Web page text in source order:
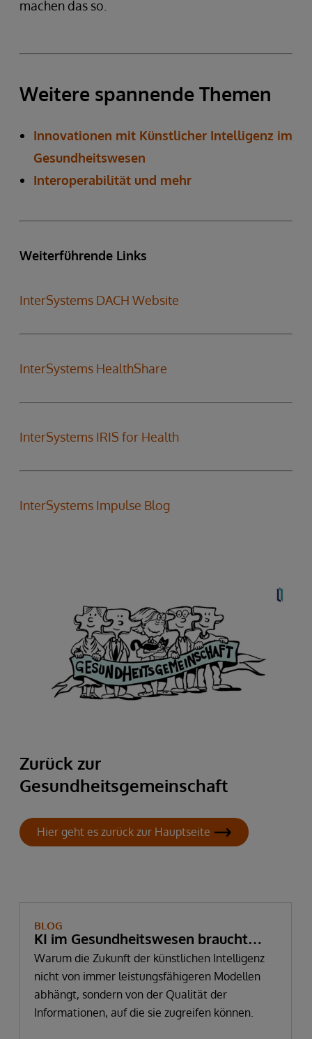
machen das so.
Weitere spannende Themen
Innovationen mit Künstlicher Intelligenz im
Gesundheitswesen
Interoperabilität und mehr
Weiterführende Links
InterSystems DACH Website
InterSystems HealthShare
InterSystems IRIS for Health
InterSystems Impulse Blog
Zurück zur
Gesundheitsgemeinschaft
Hier geht es zurück zur Hauptseite
BLOG
KI im Gesundheitswesen braucht
mehr als Daten – sie braucht
vertrauenswürdige Informationen
Warum die Zukunft der künstlichen Intelligenz
nicht von immer leistungsfähigeren Modellen
abhängt, sondern von der Qualität der
Informationen, auf die sie zugreifen können.